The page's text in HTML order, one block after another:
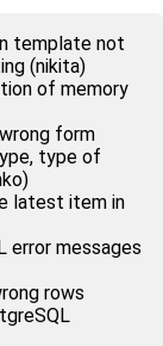
template not
(nikita)
of memory
form
type of
latest item in
error messages
rows